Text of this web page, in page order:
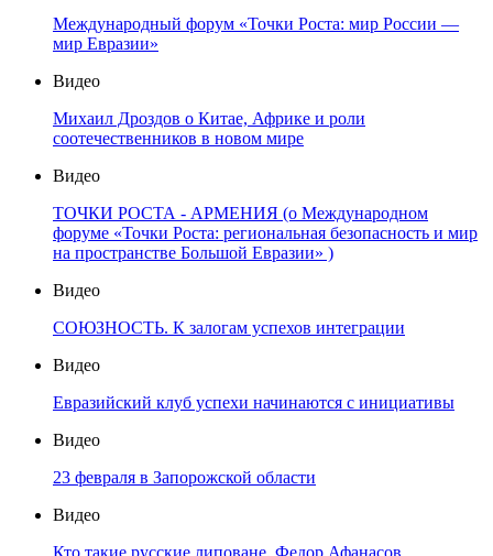
Международный форум «Точки Роста: мир России —
мир Евразии»
Видео
Михаил Дроздов о Китае, Африке и роли
соотечественников в новом мире
Видео
ТОЧКИ РОСТА - АРМЕНИЯ (о Международном
форуме «Точки Роста: региональная безопасность и мир
на пространстве Большой Евразии» )
Видео
СОЮЗНОСТЬ. К залогам успехов интеграции
Видео
Евразийский клуб успехи начинаются с инициативы
Видео
23 февраля в Запорожской области
Видео